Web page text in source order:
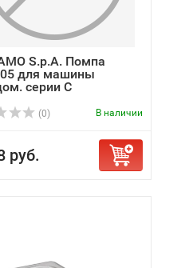
S.p.A. Помпа
для машины
серии С
(0) В наличии
руб.